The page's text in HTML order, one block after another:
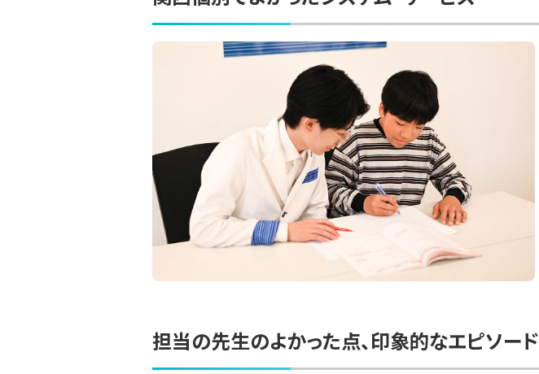
担当の先生のよかった点、印象的なエピソード